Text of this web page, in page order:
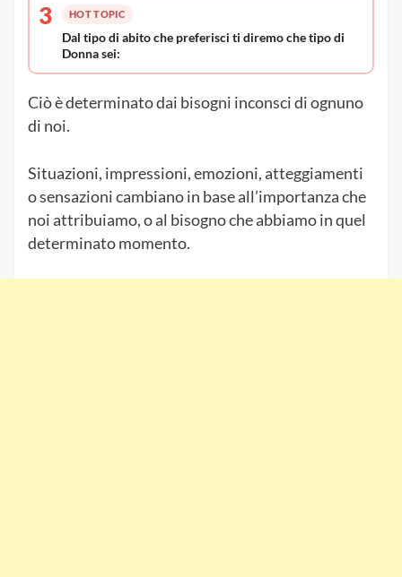
3 HOT TOPIC
Dal tipo di abito che preferisci ti diremo che tipo di
Donna sei:
Ciò è determinato dai bisogni inconsci di ognuno
di noi.
Situazioni, impressioni, emozioni, atteggiamenti
o sensazioni cambiano in base all’importanza che
noi attribuiamo, o al bisogno che abbiamo in quel
determinato momento.